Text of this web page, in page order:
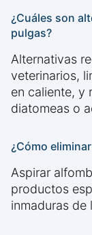
¿Cuáles son
pulgas?
Alternativas
veterinarios,
en caliente, y
diatomeas o
¿Cómo
Aspirar
productos
inmaduras de